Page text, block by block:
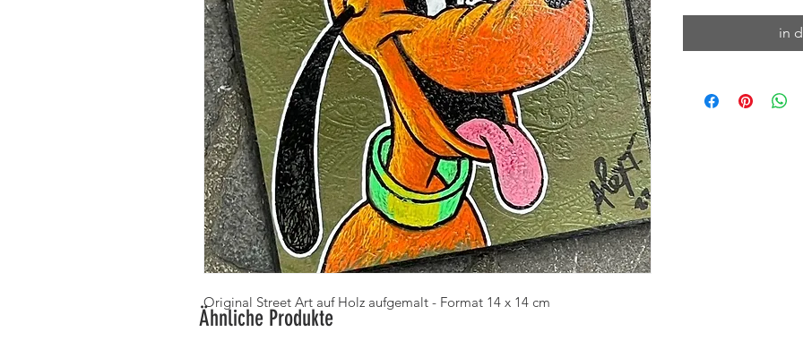
Original Street Art auf Holz aufgemalt - Format 14 x 14 cm
in
Ähnliche Produkte